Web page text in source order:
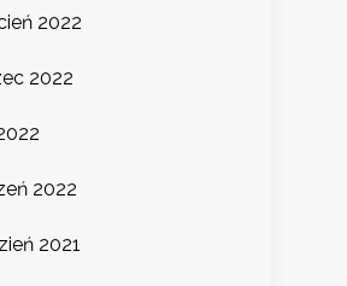
2022
2022
2022
2021